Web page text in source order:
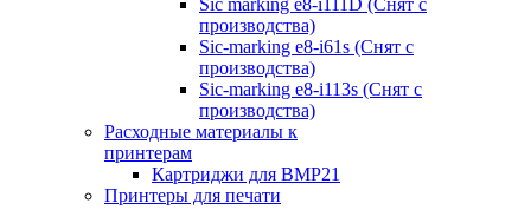
Sic marking e8-i111D (Снят с
производства)
Sic-marking e8-i61s (Снят с
производства)
Sic-marking e8-i113s (Снят с
производства)
Расходные материалы к
принтерам
Картриджи для BMP21
Принтеры для печати